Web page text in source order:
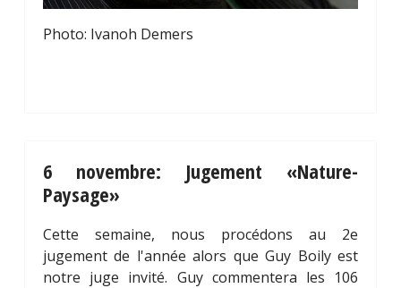
Photo: Ivanoh Demers
6 novembre: Jugement «Nature-
Paysage»
Cette semaine, nous procédons au 2e
jugement de l'année alors que Guy Boily est
notre juge invité. Guy commentera les 106